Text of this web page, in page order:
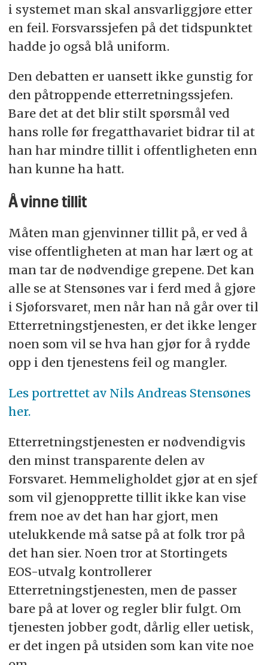
i systemet man skal ansvarliggjøre etter
en feil. Forsvarssjefen på det tidspunktet
hadde jo også blå uniform.
Den debatten er uansett ikke gunstig for
den påtroppende etterretningssjefen.
Bare det at det blir stilt spørsmål ved
hans rolle før fregatthavariet bidrar til at
han har mindre tillit i offentligheten enn
han kunne ha hatt.
Å vinne tillit
Måten man gjenvinner tillit på, er ved å
vise offentligheten at man har lært og at
man tar de nødvendige grepene. Det kan
alle se at Stensønes var i ferd med å gjøre
i Sjøforsvaret, men når han nå går over til
Etterretningstjenesten, er det ikke lenger
noen som vil se hva han gjør for å rydde
opp i den tjenestens feil og mangler.
Les portrettet av Nils Andreas Stensønes
her.
Etterretningstjenesten er nødvendigvis
den minst transparente delen av
Forsvaret. Hemmeligholdet gjør at en sjef
som vil gjenopprette tillit ikke kan vise
frem noe av det han har gjort, men
utelukkende må satse på at folk tror på
det han sier. Noen tror at Stortingets
EOS-utvalg kontrollerer
Etterretningstjenesten, men de passer
bare på at lover og regler blir fulgt. Om
tjenesten jobber godt, dårlig eller uetisk,
er det ingen på utsiden som kan vite noe